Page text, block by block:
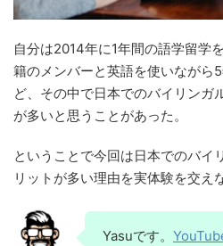
自分は2014年に1年間の語学留学
籍のメンバーと英語を使いながら
ど、その中で日本でのバイリンガ
が多いと思うことがあった。
ということで今回は日本でのバイ
リットが多い理由を実体験を交え
Yasuです。